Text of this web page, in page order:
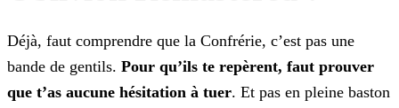
Déjà, faut comprendre que la Confrérie, c’est pas une
bande de gentils. Pour qu’ils te repèrent, faut prouver
que t’as aucune hésitation à tuer. Et pas en pleine baston